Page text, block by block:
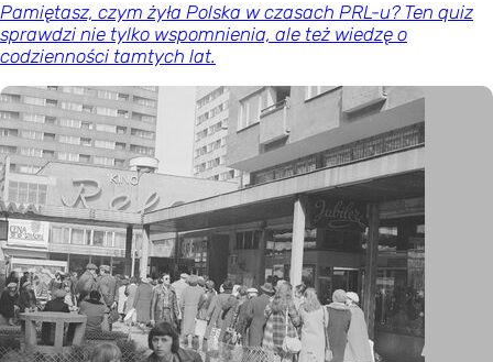
Pamiętasz, czym żyła Polska w czasach PRL-u? Ten quiz
sprawdzi nie tylko wspomnienia, ale też wiedzę o
codzienności tamtych lat.